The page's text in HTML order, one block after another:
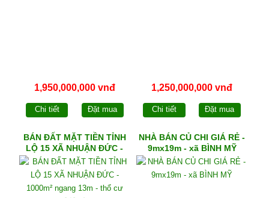
1,950,000,000 vnđ
Chi tiết Đặt mua
1,250,000,000 vnđ
Chi tiết Đặt mua
BÁN ĐẤT MẶT TIỀN TỈNH
LỘ 15 XÃ NHUẬN ĐỨC -
1000m² ngang 13m - thổ
cư 340m²
NHÀ BÁN CỦ CHI GIÁ RẺ -
9mx19m - xã BÌNH MỸ